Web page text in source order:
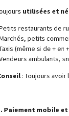
utilisées et
restaurants de
petits
(même si de + en
ambulants,
: Toujours
Paiement mobile